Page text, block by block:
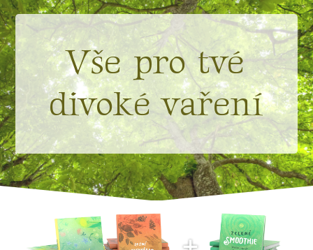
Vše pro tvé
divoké vaření